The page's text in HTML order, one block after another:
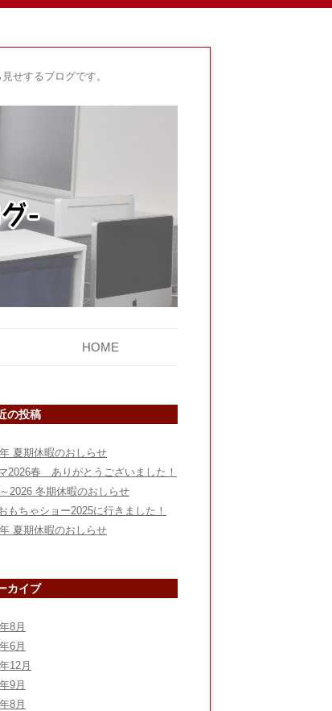
せするブログです。
HOME
の投稿
夏期休暇のおしらせ
2026春 ありがとうございました！
2026 冬期休暇のおしらせ
もちゃショー2025に行きました！
夏期休暇のおしらせ
カイブ
8月
6月
12月
9月
8月